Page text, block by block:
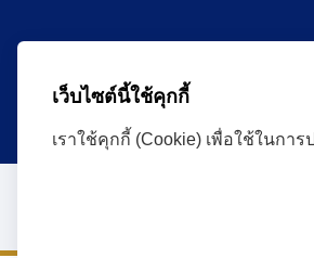
เว็บไซต์นี้ใช้คุกกี้
เราใช้คุกกี้ (Cookie) เพื่อใช้ในกา